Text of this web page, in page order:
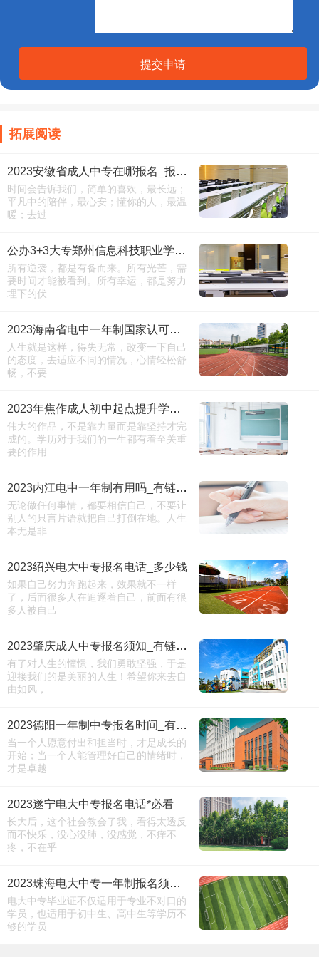
提交申请
拓展阅读
2023安徽省成人中专在哪报名_报名费多少
时间会告诉我们，简单的喜欢，最长远；
平凡中的陪伴，最心安；懂你的人，最温
暖；去过
公办3+3大专郑州信息科技职业学院开始专业介绍
所有逆袭，都是有备而来。所有光芒，需
要时间才能被看到。所有幸运，都是努力
埋下的伏
2023海南省电中一年制国家认可吗_多久毕业
人生就是这样，得失无常，改变一下自己
的态度，去适应不同的情况，心情轻松舒
畅，不要
2023年焦作成人初中起点提升学历报名需要准备什么
伟大的作品，不是靠力量而是靠坚持才完
成的。学历对于我们的一生都有着至关重
要的作用
2023内江电中一年制有用吗_有链接吗
无论做任何事情，都要相信自己，不要让
别人的只言片语就把自己打倒在地。人生
本无是非
2023绍兴电大中专报名电话_多少钱
如果自己努力奔跑起来，效果就不一样
了，后面很多人在追逐着自己，前面有很
多人被自己
2023肇庆成人中专报名须知_有链接吗
有了对人生的憧憬，我们勇敢坚强，于是
迎接我们的是美丽的人生！希望你来去自
由如风，
2023德阳一年制中专报名时间_有链接吗
当一个人愿意付出和担当时，才是成长的
开始；当一个人能管理好自己的情绪时，
才是卓越
2023遂宁电大中专报名电话*必看
长大后，这个社会教会了我，看得太透反
而不快乐，没心没肺，没感觉，不痒不
疼，不在乎
2023珠海电大中专一年制报名须知_能查到吗
电大中专毕业证不仅适用于专业不对口的
学员，也适用于初中生、高中生等学历不
够的学员